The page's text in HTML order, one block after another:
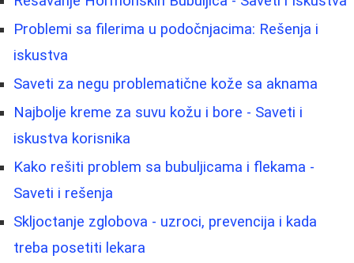
Problemi sa filerima u podočnjacima: Rešenja i
iskustva
Saveti za negu problematične kože sa aknama
Najbolje kreme za suvu kožu i bore - Saveti i
iskustva korisnika
Kako rešiti problem sa bubuljicama i flekama -
Saveti i rešenja
Skljoctanje zglobova - uzroci, prevencija i kada
treba posetiti lekara